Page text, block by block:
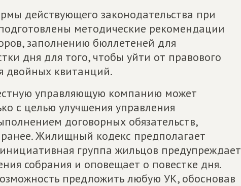
действующего законодательства при
методические рекомендации
заполнению бюллетеней для
дня для того, чтобы уйти от правового
двойных квитанций.
управляющую компанию может
с целью улучшения управления
договорных обязательств,
Жилищный кодекс предполагает
группа жильцов предупреждает
собрания и оповещает о повестке дня.
предложить любую УК, обосновав